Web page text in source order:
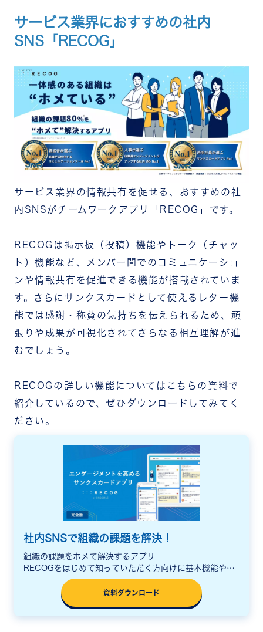
サービス業界におすすめの社内
SNS「RECOG」
サービス業界の情報共有を促せる、おすすめの社
内SNSがチームワークアプリ「RECOG」です。
RECOGは掲示板（投稿）機能やトーク（チャッ
ト）機能など、メンバー間でのコミュニケーショ
ンや情報共有を促進できる機能が搭載されていま
す。さらにサンクスカードとして使えるレター機
能では感謝・称賛の気持ちを伝えられるため、頑
張りや成果が可視化されてさらなる相互理解が進
むでしょう。
RECOGの詳しい機能についてはこちらの資料で
紹介しているので、ぜひダウンロードしてみてく
ださい。
社内SNSで組織の課題を解決！
組織の課題をホメて解決するアプリ
RECOGをはじめて知っていただく方向けに基本機能や活
用シーン、料金をまとめた説明資料をご用意しています。
資料ダウンロード